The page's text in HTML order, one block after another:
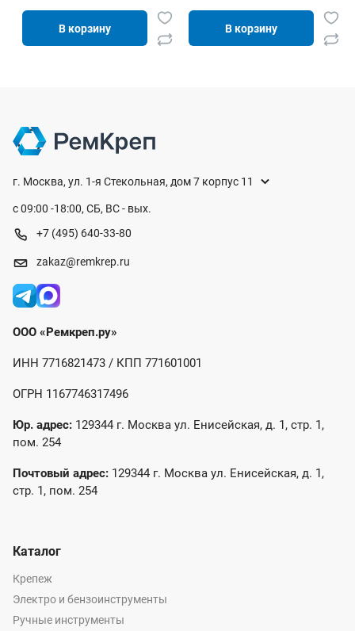
В корзину В корзину
г. Москва, ул. 1-я Стекольная, дом 7 корпус 11
с 09:00 -18:00, СБ, ВС - вых.
+7 (495) 640-33-80
zakaz@remkrep.ru
ООО «Ремкреп.ру»
ИНН 7716821473 / КПП 771601001
ОГРН 1167746317496
Юр. адрес: 129344 г. Москва ул. Енисейская, д. 1, стр. 1,
пом. 254
Почтовый адрес: 129344 г. Москва ул. Енисейская, д. 1,
стр. 1, пом. 254
Каталог
Крепеж
Электро и бензоинструменты
Ручные инструменты